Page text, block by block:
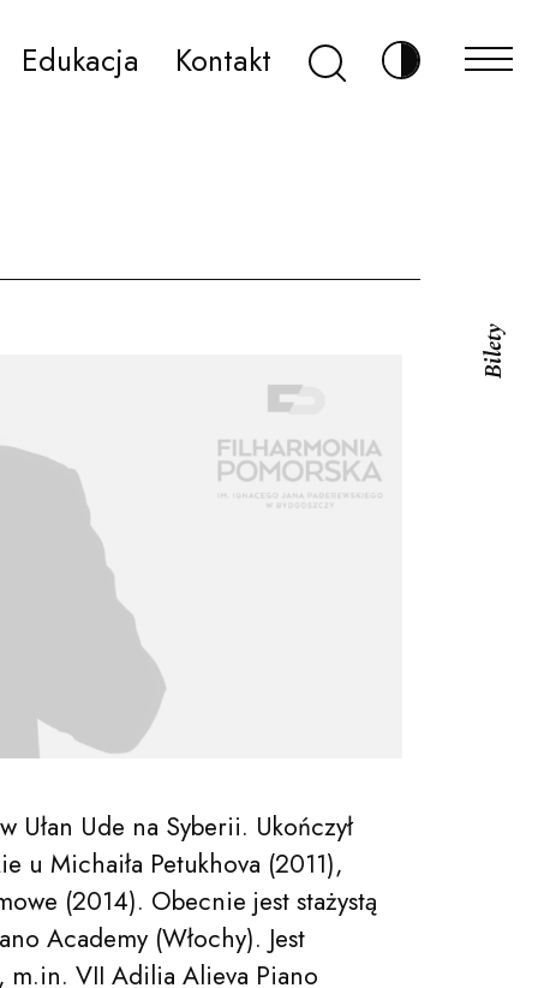
Edukacja Kontakt SzukajZmień
Ułan Ude na Syberii. Ukończył
u Michaiła Petukhova (2011),
(2014). Obecnie jest stażystą
Academy (Włochy). Jest
m.in. VII Adilia Alieva Piano
Bilety